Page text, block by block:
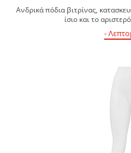
Ανδρικά πόδια βιτρίνας,
ίσιο και το
-